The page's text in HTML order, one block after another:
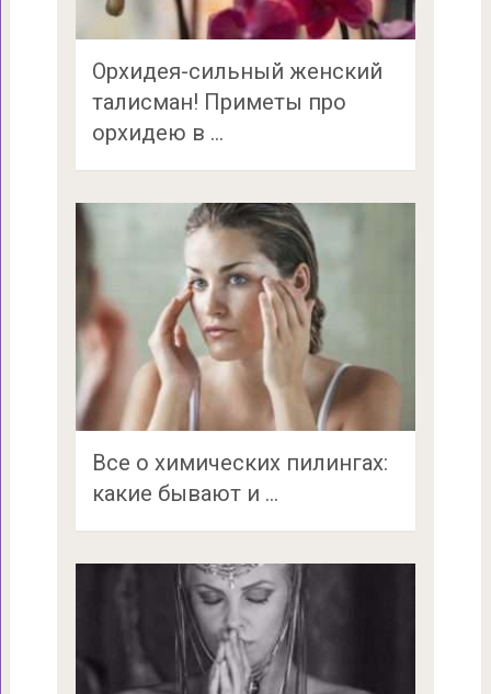
Орхидея-сильный женский
талисман! Приметы про
орхидею в …
Все о химических пилингах:
какие бывают и …